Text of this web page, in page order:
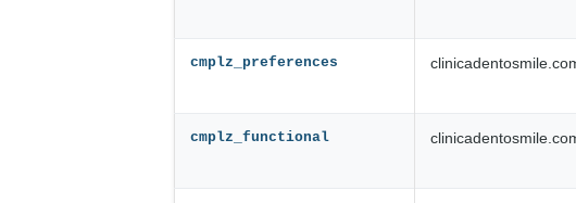
cmplz_preferences
cmplz_functional